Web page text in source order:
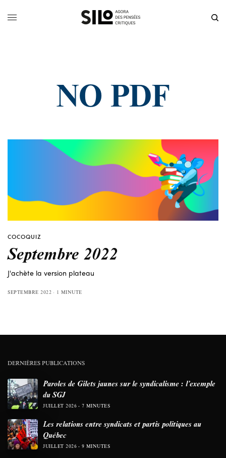
NO PDF
COCOQUIZ
Septembre 2022
J'achète la version plateau
SEPTEMBRE 2022 1 MINUTE
DERNIÈRES PUBLICATIONS
Paroles de Gilets jaunes sur le syndicalisme : l’exemple
du SGJ
JUILLET 2026 7 MINUTES
Les relations entre syndicats et partis politiques au
Québec
JUILLET 2026 9 MINUTES